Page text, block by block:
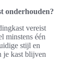
onderhouden?
vereist
minstens één
stijl en
je kast blijven